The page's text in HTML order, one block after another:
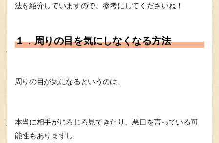
法を紹介していますので、参考にしてくださいね！
１．周りの目を気にしなくなる方法
周りの目が気になるというのは、
本当に相手がじろじろ見てきたり、悪口を言っている可
能性もありますし